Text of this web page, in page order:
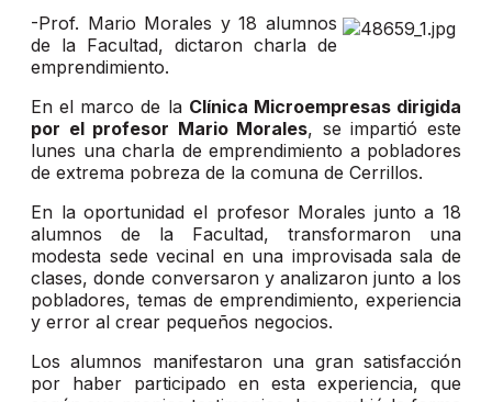
-Prof. Mario Morales y 18 alumnos
de la Facultad, dictaron charla de
emprendimiento.
En el marco de la Clínica Microempresas dirigida
por el profesor Mario Morales, se impartió este
lunes una charla de emprendimiento a pobladores
de extrema pobreza de la comuna de Cerrillos.
En la oportunidad el profesor Morales junto a 18
alumnos de la Facultad, transformaron una
modesta sede vecinal en una improvisada sala de
clases, donde conversaron y analizaron junto a los
pobladores, temas de emprendimiento, experiencia
y error al crear pequeños negocios.
Los alumnos manifestaron una gran satisfacción
por haber participado en esta experiencia, que